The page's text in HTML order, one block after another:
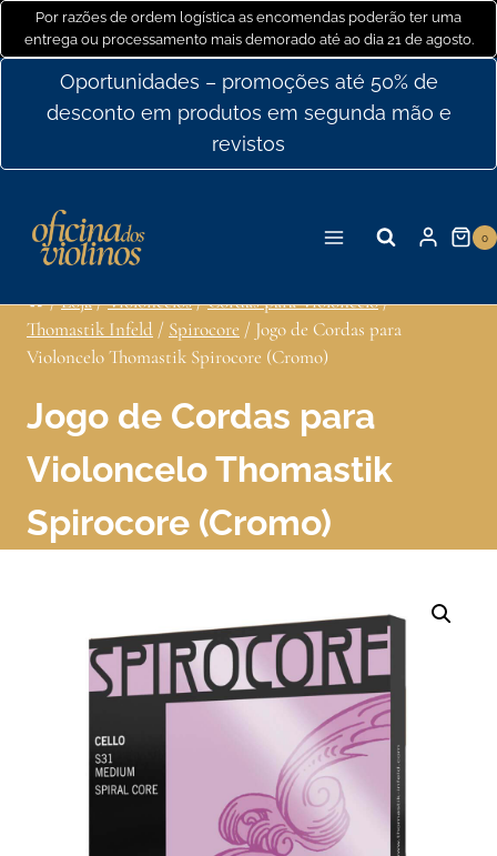
para
conteúdo
Por razões de ordem logística as encomendas poderão ter uma
entrega ou processamento mais demorado até ao dia 21 de agosto.
Oportunidades – promoções até 50% de
desconto em produtos em segunda mão e
revistos
0
/Loja/Violoncelos/Cordas para Violoncelo/
Thomastik Infeld / Spirocore / Jogo de Cordas para
Violoncelo Thomastik Spirocore (Cromo)
Jogo de Cordas para
Violoncelo Thomastik
Spirocore (Cromo)